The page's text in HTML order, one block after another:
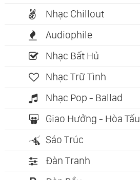
Nhạc Chillout
Audiophile
Nhạc Bất Hủ
Nhạc Trữ Tình
Nhạc Pop - Ballad
Giao Hưởng - Hòa Tấu
Sáo Trúc
Đàn Tranh